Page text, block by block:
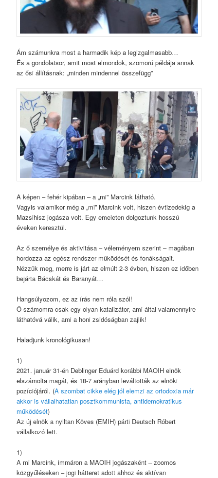
Ám számunkra most a harmadik kép a legizgalmasabb…
És a gondolatsor, amit most elmondok, szomorú példája annak
az ősi állításnak: „minden mindennel összefügg”
A képen – fehér kipában – a „mi” Marcink látható.
Vagyis valamikor még a „mi” Marcink volt, hiszen évtizedekig a
Mazsihisz jogásza volt. Egy emeleten dolgoztunk hosszú
éveken keresztül.
Az ő személye és aktivitása – véleményem szerint – magában
hordozza az egész rendszer működését és fonákságait.
Nézzük meg, merre is járt az elmúlt 2-3 évben, hiszen ez időben
bejárta Bácskát és Baranyát…
Hangsúlyozom, ez az írás nem róla szól!
Ő számomra csak egy olyan katalizátor, ami által valamennyire
láthatóvá válik, ami a honi zsidóságban zajlik!
Haladjunk kronológikusan!
1)
2021. január 31-én Deblinger Eduárd korábbi MAOIH elnök
elszámolta magát, és 18-7 arányban leváltották az elnöki
pozíciójáról. (A szombat cikke elég jól elemzi az ortodoxia már
akkor is vállalhatatlan posztkommunista, antidemokratikus
működését)
Az új elnök a nyiltan Köves (EMIH) párti Deutsch Róbert
vállalkozó lett.
1)
A mi Marcink, immáron a MAOIH jogászaként – zoomos
közgyűléseken – jogi hátteret adott ahhoz és aktívan